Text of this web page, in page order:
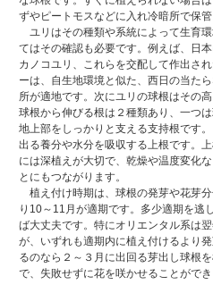
ずやピートモスなどに入れ冷暗所で保管
ユリはその種類や系統によって生育
てはその確認も必要です。例えば、日
カノコユリ、これらを交配して作出さ
ーは、自生地環境と似た、西日の当た
所が適地です。次にユリの球根はその
球根から伸びる根は２種類あり、一つ
地上部をしっかりと支える支持根です
出る養分や水分を吸収する上根です。
には深植えが大切で、乾燥や温度変化
とにもつながります。
植え付け時期は、球根の発芽や花芽
り10～11月が適期です。多少適期を逃
ば大丈夫です。特にオリエンタル系は
が、いずれも適期内に植え付けるより
るのなら２～３月に出回る芽出し球根
で、失敗せずに花を咲かせることができ